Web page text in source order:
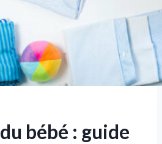
bébé : guide